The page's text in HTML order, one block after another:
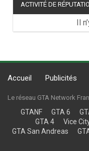
ACTIVITÉ DE
Il
Accueil Publicités
Le réseau GTA Network
GTANF GTA 6
GTA 4
Vice
GTA San Andreas